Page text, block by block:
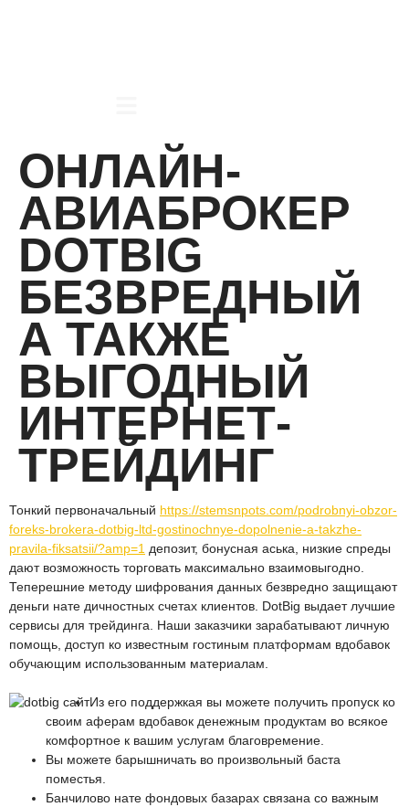
ОНЛАЙН-
АВИАБРОКЕР
DOTBIG
БЕЗВРЕДНЫЙ
А ТАКЖЕ
ВЫГОДНЫЙ
ИНТЕРНЕТ-
ТРЕЙДИНГ
Тонкий первоначальный https://stemsnpots.com/podrobnyi-obzor-
foreks-brokera-dotbig-ltd-gostinochnye-dopolnenie-a-takzhe-
pravila-fiksatsii/?amp=1 депозит, бонусная аська, низкие спреды
дают возможность торговать максимально взаимовыгодно.
Теперешние методу шифрования данных безвредно защищают
деньги нате дичностных счетах клиентов. DotBig выдает лучшие
сервисы для трейдинга. Наши заказчики зарабатывают личную
помощь, доступ ко известным гостиным платформам вдобавок
обучающим использованным материалам.
Из его поддержкая вы можете получить пропуск ко
своим аферам вдобавок денежным продуктам во всякое
комфортное к вашим услугам благовремение.
Вы можете барышничать во произвольный баста
поместья.
Банчилово нате фондовых базарах связана со важным